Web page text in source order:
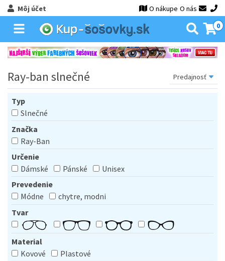
Môj účet O nákupe O nás
0
Ray-ban slnečné
Typ
Slnečné
Značka
Ray-Ban
Určenie
Dámské
Pánské
Unisex
Prevedenie
Módne
chytre, modni
Tvar
Material
Kovové
Plastové